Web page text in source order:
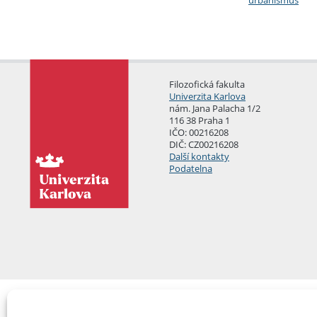
Filozofická fakulta
Univerzita Karlova
nám. Jana Palacha 1/2
116 38 Praha 1
IČO: 00216208
DIČ: CZ00216208
Další kontakty
Podatelna